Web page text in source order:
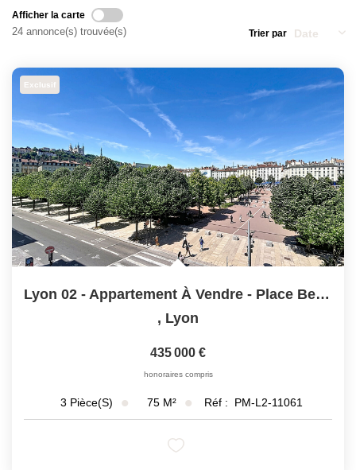
CONTACT
Afficher la carte
24 annonce(s) trouvée(s) Trier par
Exclusif
Lyon 02 - Appartement À Vendre - Place Bellecour - Vue...
, Lyon
435 000 €
honoraires compris
3 Pièce(s) 75 M² Réf : PM-L2-11061